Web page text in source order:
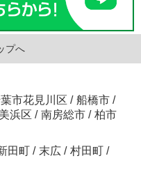
プへ
市花見川区 / 船橋市 /
浜区 / 南房総市 / 柏市
田町 / 末広 / 村田町 /